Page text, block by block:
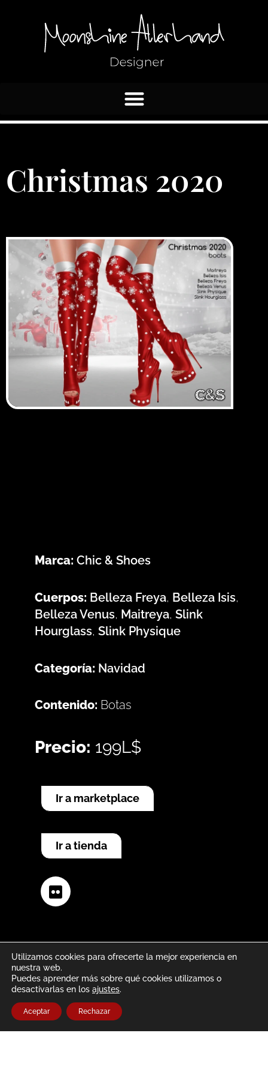
contenido
Christmas 2020
Marca: Chic & Shoes
Cuerpos: Belleza Freya, Belleza Isis,
Belleza Venus, Maitreya, Slink
Hourglass, Slink Physique
Categoría: Navidad
Contenido: Botas
Precio: 199L$
Ir a marketplace
Ir a tienda
Flickr
Aviso legal Política de privacidad
Política de cookies
Utilizamos cookies para ofrecerte la mejor experiencia en
nuestra web.
Puedes aprender más sobre qué cookies utilizamos o
desactivarlas en los ajustes.
Aceptar Rechazar